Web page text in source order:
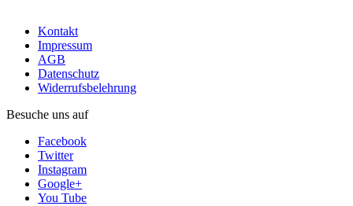
Kontakt
Impressum
AGB
Datenschutz
Widerrufsbelehrung
Besuche uns auf
Facebook
Twitter
Instagram
Google+
You Tube